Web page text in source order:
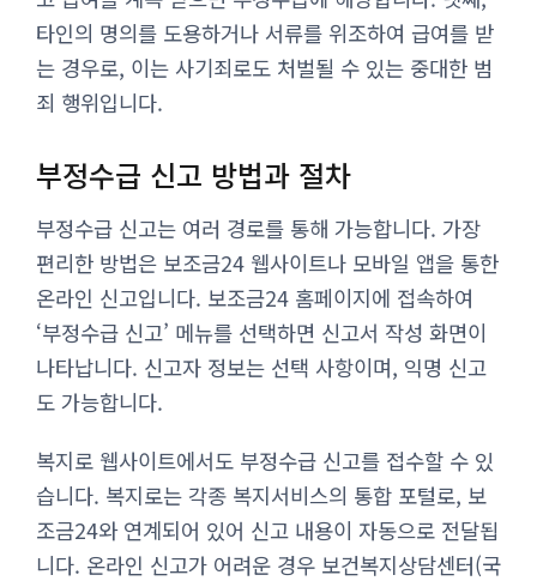
타인의 명의를 도용하거나 서류를 위조하여 급여를 받
는 경우로, 이는 사기죄로도 처벌될 수 있는 중대한 범
죄 행위입니다.
부정수급 신고 방법과 절차
부정수급 신고는 여러 경로를 통해 가능합니다. 가장
편리한 방법은 보조금24 웹사이트나 모바일 앱을 통한
온라인 신고입니다. 보조금24 홈페이지에 접속하여
‘부정수급 신고’ 메뉴를 선택하면 신고서 작성 화면이
나타납니다. 신고자 정보는 선택 사항이며, 익명 신고
도 가능합니다.
복지로 웹사이트에서도 부정수급 신고를 접수할 수 있
습니다. 복지로는 각종 복지서비스의 통합 포털로, 보
조금24와 연계되어 있어 신고 내용이 자동으로 전달됩
니다. 온라인 신고가 어려운 경우 보건복지상담센터(국